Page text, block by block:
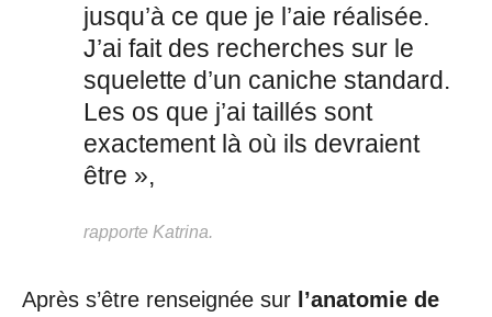
jusqu’à ce que je l’aie réalisée.
J’ai fait des recherches sur le
squelette d’un caniche standard.
Les os que j’ai taillés sont
exactement là où ils devraient
être »,
rapporte Katrina.
Après s’être renseignée sur l’anatomie de